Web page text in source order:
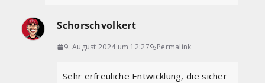
Schorschvolkert
9. August 2024 um 12:27 Permalink
Sehr erfreuliche Entwicklung, die sicher